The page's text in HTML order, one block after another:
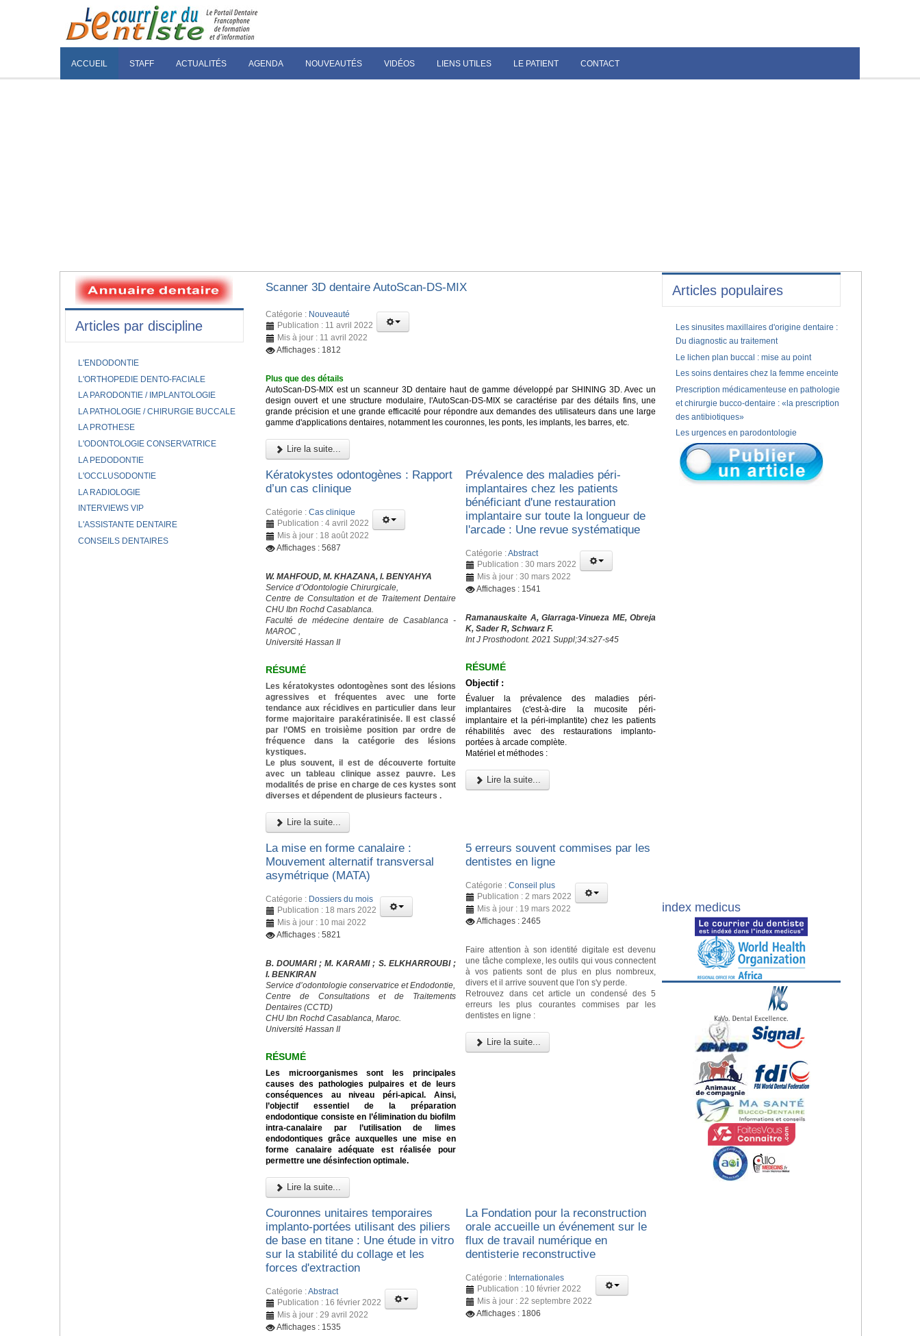
ACCUEIL STAFF ACTUALITÉS AGENDA NOUVEAUTÉS VIDÉOS LIENS UTILES LE PATIENT CONTACT
Scanner 3D dentaire AutoScan-DS-MIX
Catégorie : Nouveauté
Publication : 11 avril 2022
Mis à jour : 11 avril 2022
Affichages : 1812
Plus que des détails
AutoScan-DS-MIX est un scanneur 3D dentaire haut de gamme développé par SHINING 3D. Avec un
design ouvert et une structure modulaire, l'AutoScan-DS-MIX se caractérise par des détails fins, une
grande précision et une grande efficacité pour répondre aux demandes des utilisateurs dans une large
gamme d'applications dentaires, notamment les couronnes, les ponts, les implants, les barres, etc.
Lire la suite...
Kératokystes odontogènes : Rapport
d’un cas clinique
Catégorie : Cas clinique
Publication : 4 avril 2022
Mis à jour : 18 août 2022
Affichages : 5687
W. MAHFOUD, M. KHAZANA, I. BENYAHYA
Service d’Odontologie Chirurgicale,
Centre de Consultation et de Traitement Dentaire
CHU Ibn Rochd Casablanca.
Faculté de médecine dentaire de Casablanca -
MAROC ,
Université Hassan II
RÉSUMÉ
Les kératokystes odontogènes sont des lésions
agressives et fréquentes avec une forte
tendance aux récidives en particulier dans leur
forme majoritaire parakératinisée. Il est classé
par l’OMS en troisième position par ordre de
fréquence dans la catégorie des lésions
kystiques.
Le plus souvent, il est de découverte fortuite
avec un tableau clinique assez pauvre. Les
modalités de prise en charge de ces kystes sont
diverses et dépendent de plusieurs facteurs .
Lire la suite...
Prévalence des maladies péri-
implantaires chez les patients
bénéficiant d'une restauration
implantaire sur toute la longueur de
l'arcade : Une revue systématique
Catégorie :Abstract
Publication : 30 mars 2022
Mis à jour : 30 mars 2022
Affichages : 1541
Ramanauskaite A, Glarraga-Vinueza ME, Obreja
K, Sader R, Schwarz F.
Int J Prosthodont. 2021 Suppl;34:s27-s45
RÉSUMÉ
Objectif :
Évaluer la prévalence des maladies péri-
implantaires (c'est-à-dire la mucosite péri-
implantaire et la péri-implantite) chez les patients
réhabilités avec des restaurations implanto-
portées à arcade complète.
Matériel et méthodes :
Lire la suite...
La mise en forme canalaire :
Mouvement alternatif transversal
asymétrique (MATA)
Catégorie : Dossiers du mois
Publication : 18 mars 2022
Mis à jour : 10 mai 2022
Affichages : 5821
B. DOUMARI ; M. KARAMI ; S. ELKHARROUBI ;
I. BENKIRAN
Service d’odontologie conservatrice et Endodontie,
Centre de Consultations et de Traitements
Dentaires (CCTD)
CHU Ibn Rochd Casablanca, Maroc.
Université Hassan II
RÉSUMÉ
Les microorganismes sont les principales
causes des pathologies pulpaires et de leurs
conséquences au niveau péri-apical. Ainsi,
l’objectif essentiel de la préparation
endodontique consiste en l’élimination du biofilm
intra-canalaire par l’utilisation de limes
endodontiques grâce auxquelles une mise en
forme canalaire adéquate est réalisée pour
permettre une désinfection optimale.
Lire la suite...
5 erreurs souvent commises par les
dentistes en ligne
Catégorie :Conseil plus
Publication : 2 mars 2022
Mis à jour : 19 mars 2022
Affichages : 2465
Faire attention à son identité digitale est devenu
une tâche complexe, les outils qui vous connectent
à vos patients sont de plus en plus nombreux,
divers et il arrive souvent que l'on s'y perde.
Retrouvez dans cet article un condensé des 5
erreurs les plus courantes commises par les
dentistes en ligne :
Lire la suite...
Couronnes unitaires temporaires
implanto-portées utilisant des piliers
de base en titane : Une étude in vitro
sur la stabilité du collage et les
forces d'extraction
Catégorie :Abstract
Publication : 16 février 2022
Mis à jour : 29 avril 2022
Affichages : 1535
La Fondation pour la reconstruction
orale accueille un événement sur le
flux de travail numérique en
dentisterie reconstructive
Catégorie : Internationales
Publication : 10 février 2022
Mis à jour : 22 septembre 2022
Affichages : 1806
Articles par discipline
L'ENDODONTIE
L'ORTHOPEDIE DENTO-FACIALE
LA PARODONTIE / IMPLANTOLOGIE
LA PATHOLOGIE / CHIRURGIE BUCCALE
LA PROTHESE
L'ODONTOLOGIE CONSERVATRICE
LA PEDODONTIE
L'OCCLUSODONTIE
LA RADIOLOGIE
INTERVIEWS VIP
L'ASSISTANTE DENTAIRE
CONSEILS DENTAIRES
Articles populaires
Les sinusites maxillaires d'origine dentaire :
Du diagnostic au traitement
Le lichen plan buccal : mise au point
Les soins dentaires chez la femme enceinte
Prescription médicamenteuse en pathologie
et chirurgie bucco-dentaire : «la prescription
des antibiotiques»
Les urgences en parodontologie
index medicus